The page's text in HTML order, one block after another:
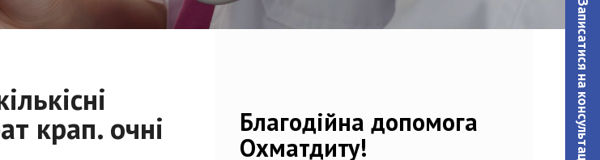
Записатися на консультацiю
крап. очні
Благодійна допомога
Охматдиту!